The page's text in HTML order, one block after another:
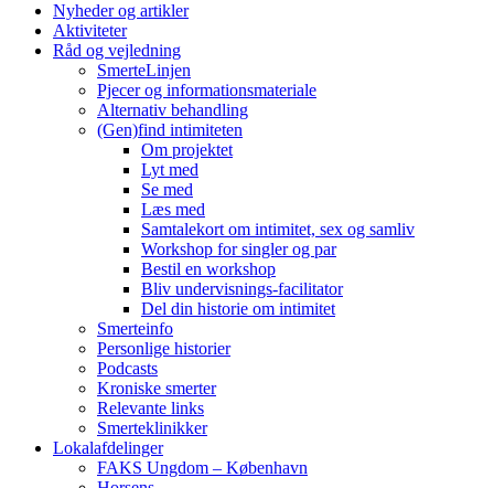
Nyheder og artikler
Aktiviteter
Råd og vejledning
SmerteLinjen
Pjecer og informationsmateriale
Alternativ behandling
(Gen)find intimiteten
Om projektet
Lyt med
Se med
Læs med
Samtalekort om intimitet, sex og samliv
Workshop for singler og par
Bestil en workshop
Bliv undervisnings-facilitator
Del din historie om intimitet
Smerteinfo
Personlige historier
Podcasts
Kroniske smerter
Relevante links
Smerteklinikker
Lokalafdelinger
FAKS Ungdom – København